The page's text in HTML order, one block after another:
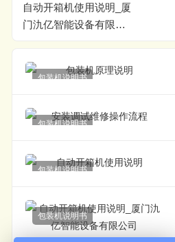
自动开箱机使用说明_厦
门氿亿智能设备有限公
包装机说明书
包装机说明书
包装机说明书
包装机说明书